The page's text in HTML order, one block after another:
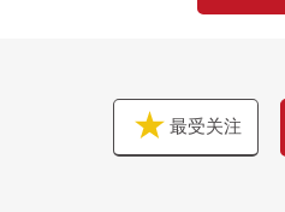
最受关注